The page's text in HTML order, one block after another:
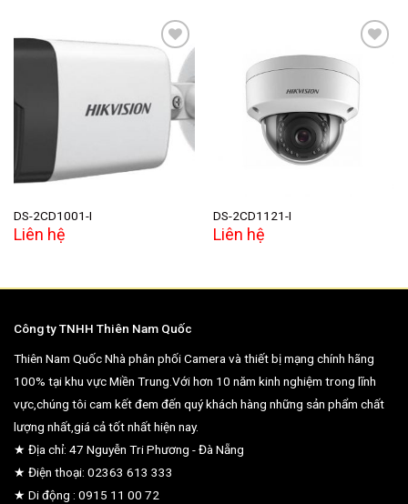
Add to
wishlist
DS-2CD1001-I
Liên hệ
wishlist
DS-2CD1121-I
Liên hệ
Công ty TNHH Thiên Nam Quốc
Thiên Nam Quốc Nhà phân phối Camera và thiết bị mạng chính hãng
100% tại khu vực Miền Trung.Với hơn 10 năm kinh nghiệm trong lĩnh
vực,chúng tôi cam kết đem đến quý khách hàng những sản phẩm chất
lượng nhất,giá cả tốt nhất hiện nay.
★ Địa chỉ: 47 Nguyễn Tri Phương - Đà Nẵng
★ Điện thoại: 02363 613 333
★ Di động : 0915 11 00 72